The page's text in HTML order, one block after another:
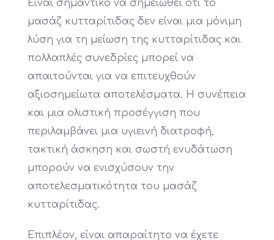
Είναι σημαντικό να σημειωθεί ότι το
μασάζ κυτταρίτιδας δεν είναι μια μόνιμη
λύση για τη μείωση της κυτταρίτιδας και
πολλαπλές συνεδρίες μπορεί να
απαιτούνται για να επιτευχθούν
αξιοσημείωτα αποτελέσματα. Η συνέπεια
και μια ολιστική προσέγγιση που
περιλαμβάνει μια υγιεινή διατροφή,
τακτική άσκηση και σωστή ενυδάτωση
μπορούν να ενισχύσουν την
αποτελεσματικότητα του μασάζ
κυτταρίτιδας.
Επιπλέον, είναι απαραίτητο να έχετε